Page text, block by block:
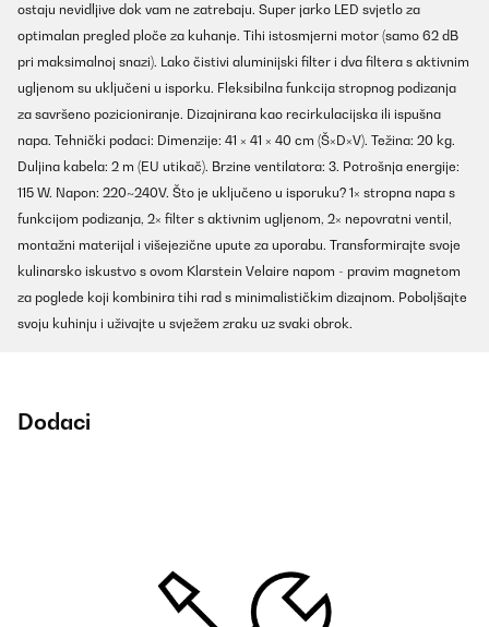
ostaju nevidljive dok vam ne zatrebaju. Super jarko LED svjetlo za
optimalan pregled ploče za kuhanje. Tihi istosmjerni motor (samo 62 dB
pri maksimalnoj snazi). Lako čistivi aluminijski filter i dva filtera s aktivnim
ugljenom su uključeni u isporku. Fleksibilna funkcija stropnog podizanja
za savršeno pozicioniranje. Dizajnirana kao recirkulacijska ili ispušna
napa. Tehnički podaci: Dimenzije: 41 × 41 × 40 cm (Š×D×V). Težina: 20 kg.
Duljina kabela: 2 m (EU utikač). Brzine ventilatora: 3. Potrošnja energije:
115 W. Napon: 220~240V. Što je uključeno u isporuku? 1× stropna napa s
funkcijom podizanja, 2× filter s aktivnim ugljenom, 2× nepovratni ventil,
montažni materijal i višejezične upute za uporabu. Transformirajte svoje
kulinarsko iskustvo s ovom Klarstein Velaire napom - pravim magnetom
za poglede koji kombinira tihi rad s minimalističkim dizajnom. Poboljšajte
svoju kuhinju i uživajte u svježem zraku uz svaki obrok.
Dodaci